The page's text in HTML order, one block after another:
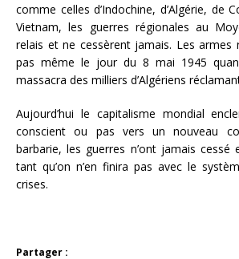
comme celles d’Indochine, d’Algérie, de
Vietnam, les guerres régionales au
relais et ne cessèrent jamais. Les armes
pas même le jour du 8 mai 1945
massacra des milliers d’Algériens
Aujourd’hui le capitalisme mondial
conscient ou pas vers un nouveau
barbarie, les guerres n’ont jamais cessé
tant qu’on n’en finira pas avec le
crises.
Partager :